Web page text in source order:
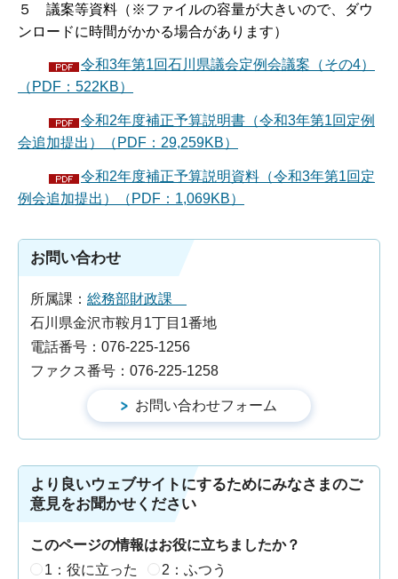
５ 議案等資料（※ファイルの容量が大きいので、ダウ
ンロードに時間がかかる場合があります）
令和3年第1回石川県議会定例会議案（その4）
（PDF：522KB）
令和2年度補正予算説明書（令和3年第1回定例
会追加提出）（PDF：29,259KB）
令和2年度補正予算説明資料（令和3年第1回定
例会追加提出）（PDF：1,069KB）
お問い合わせ
所属課： 総務部財政課
石川県金沢市鞍月1丁目1番地
電話番号：076-225-1256
ファクス番号：076-225-1258
より良いウェブサイトにするためにみなさまのご
意見をお聞かせください
このページの情報はお役に立ちましたか？
1：役に立った
2：ふつう